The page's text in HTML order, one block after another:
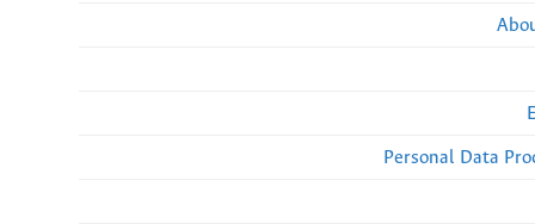
Personal Data